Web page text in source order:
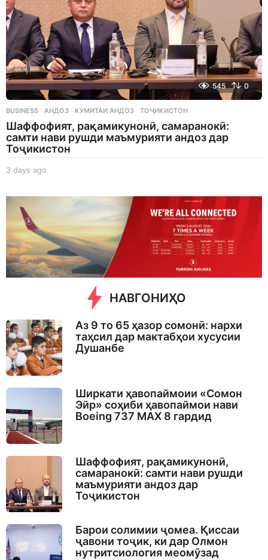
545 0
BUSINESS АНДОЗ ,КУМИТАИ АНДОЗ ,ТОҶИКИСТОН
Шаффофият, рақамикунонӣ, самаранокӣ:
самти нави рушди маъмурияти андоз дар
Тоҷикистон
3 days ago
g
o
НАВГОНИҲО
Аз 9 то 65 ҳазор сомонӣ: нархи
таҳсил дар мактабҳои хусусии
Душанбе
Ширкати ҳавопаймоии «Сомон
Эйр» соҳиби ҳавопаймои нави
Boeing 737 MAX 8 гардид
Шаффофият, рақамикунонӣ,
самаранокӣ: самти нави рушди
маъмурияти андоз дар
Тоҷикистон
Барои солимии ҷомеа. Қиссаи
ҷавони тоҷик, ки дар Олмон
нутритсиология меомӯзад